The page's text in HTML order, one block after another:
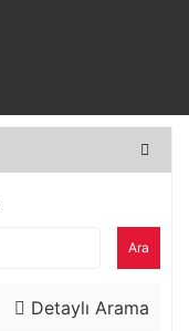
Ara
Detaylı Arama